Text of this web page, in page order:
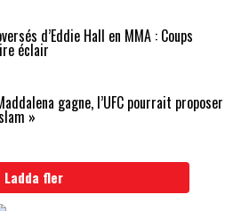
d’Eddie Hall en MMA : Coups
éclair
gagne, l’UFC pourrait proposer
»
Ladda fler